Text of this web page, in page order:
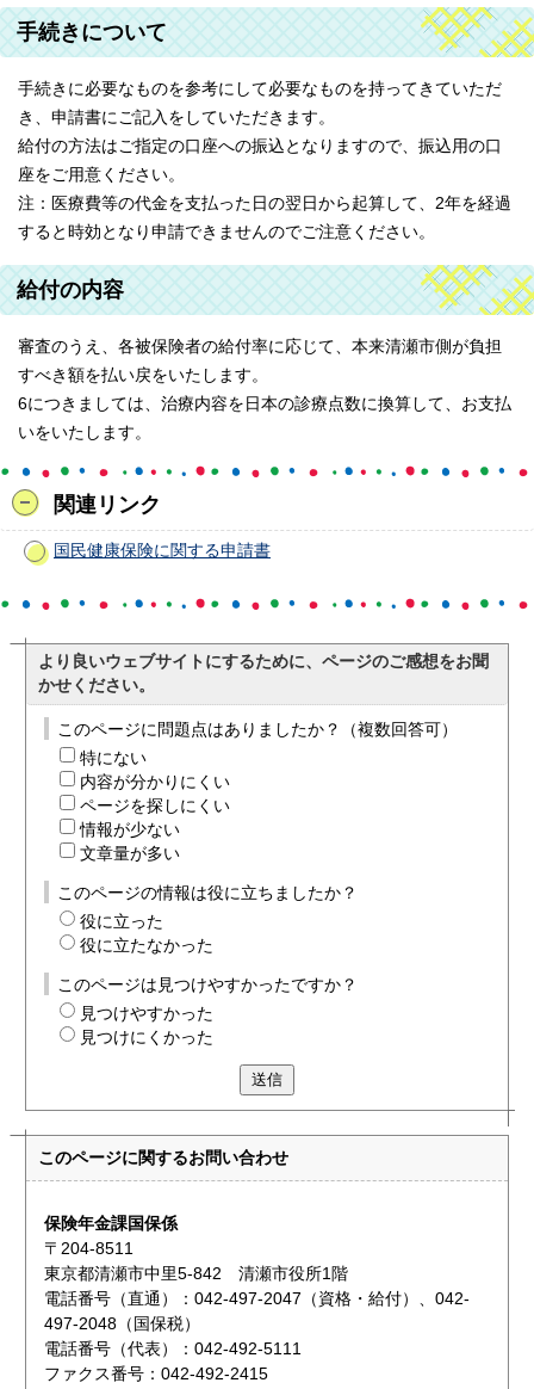
手続きについて
手続きに必要なものを参考にして必要なものを持ってきていただ
き、申請書にご記入をしていただきます。
給付の方法はご指定の口座への振込となりますので、振込用の口
座をご用意ください。
注：医療費等の代金を支払った日の翌日から起算して、2年を経過
すると時効となり申請できませんのでご注意ください。
給付の内容
審査のうえ、各被保険者の給付率に応じて、本来清瀬市側が負担
すべき額を払い戻をいたします。
6につきましては、治療内容を日本の診療点数に換算して、お支払
いをいたします。
関連リンク
国民健康保険に関する申請書
より良いウェブサイトにするために、ページのご感想をお聞
かせください。
このページに問題点はありましたか？（複数回答可）
特にない
内容が分かりにくい
ページを探しにくい
情報が少ない
文章量が多い
このページの情報は役に立ちましたか？
役に立った
役に立たなかった
このページは見つけやすかったですか？
見つけやすかった
見つけにくかった
送信
このページに関するお問い合わせ
保険年金課国保係
〒204-8511
東京都清瀬市中里5-842 清瀬市役所1階
電話番号（直通）：042-497-2047（資格・給付）、042-
497-2048（国保税）
電話番号（代表）：042-492-5111
ファクス番号：042-492-2415